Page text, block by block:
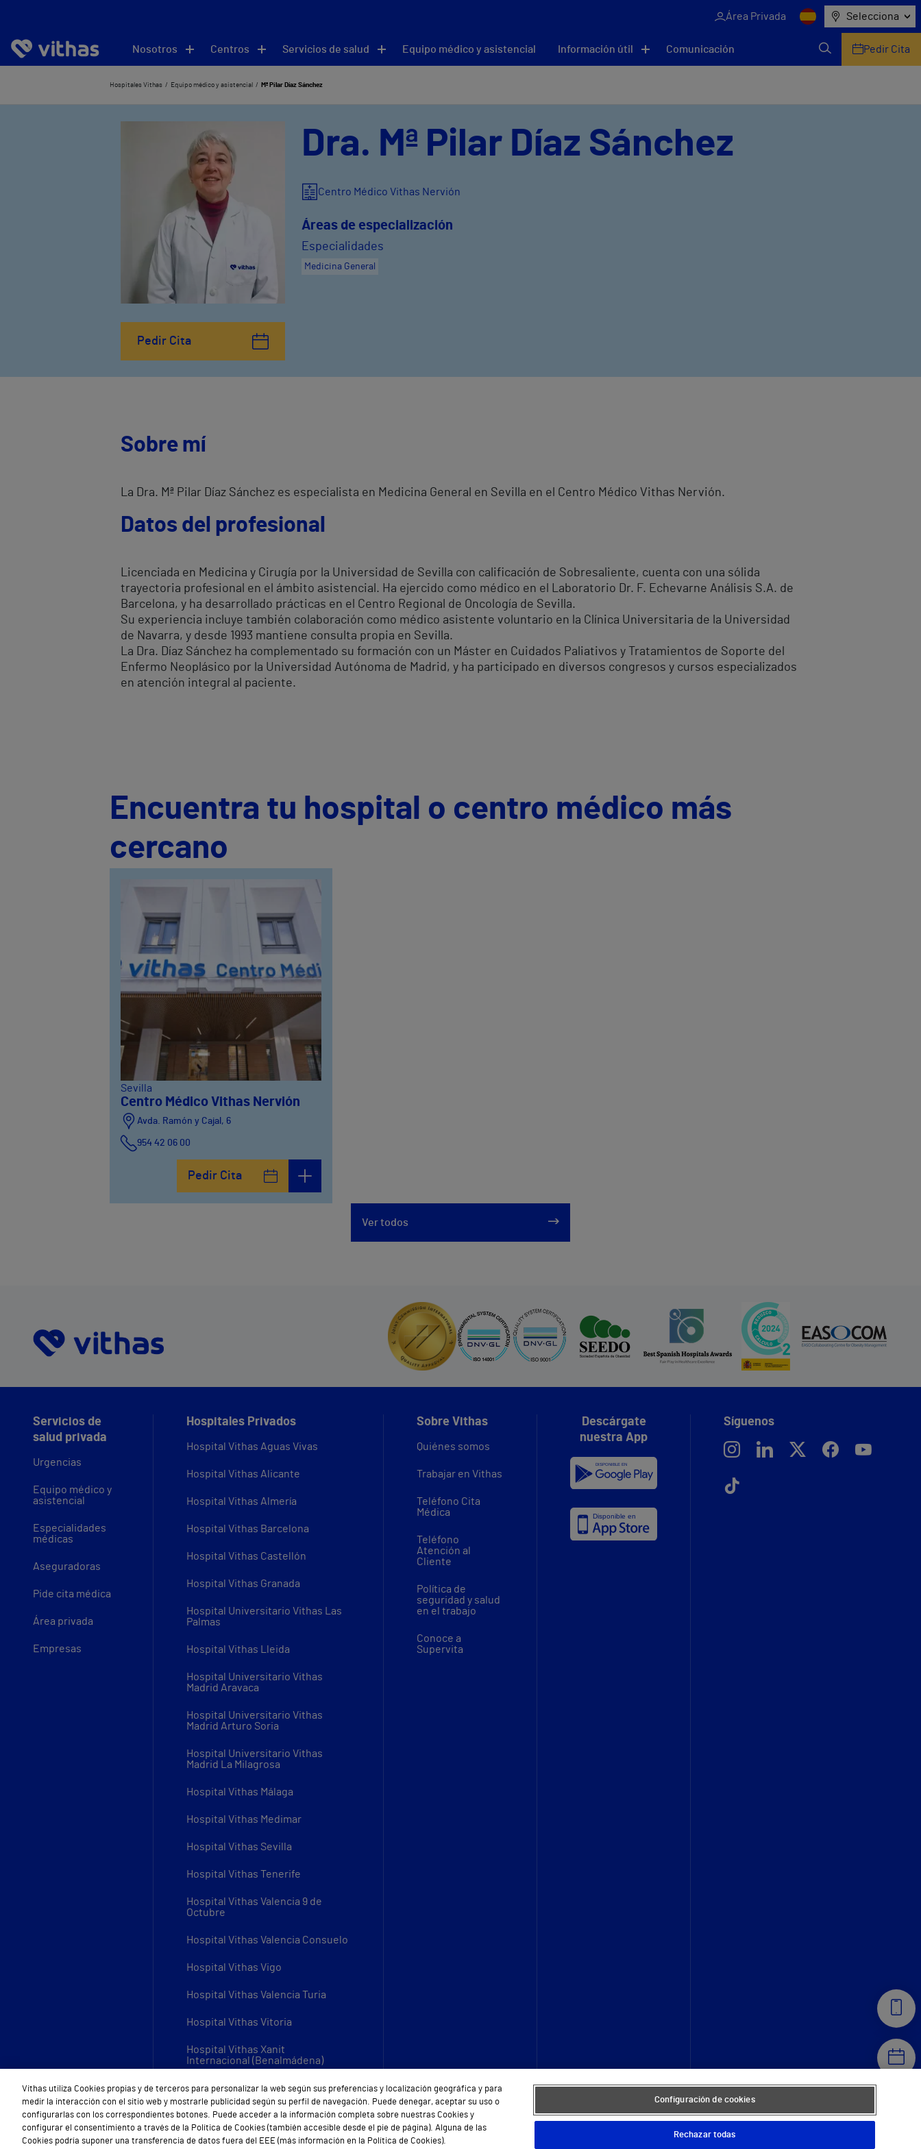
Área Privada Selecciona
Nosotros Centros Servicios de salud Equipo médico y asistencial Información útil Comunicación Pedir Cita
Hospitales Vithas Equipo médico y asistencial Mª Pilar Díaz Sánchez
Pedir Cita
Dra. Mª Pilar Díaz Sánchez
Centro Médico Vithas Nervión
Áreas de especialización
Especialidades
Medicina General
Sobre mí
La Dra. Mª Pilar Díaz Sánchez es especialista en Medicina General en Sevilla en el Centro Médico Vithas Nervión.
Datos del profesional
Licenciada en Medicina y Cirugía por la Universidad de Sevilla con calificación de Sobresaliente, cuenta con una sólida
trayectoria profesional en el ámbito asistencial. Ha ejercido como médico en el Laboratorio Dr. F. Echevarne Análisis S.A. de
Barcelona, y ha desarrollado prácticas en el Centro Regional de Oncología de Sevilla.
Su experiencia incluye también colaboración como médico asistente voluntario en la Clínica Universitaria de la Universidad
de Navarra, y desde 1993 mantiene consulta propia en Sevilla.
La Dra. Díaz Sánchez ha complementado su formación con un Máster en Cuidados Paliativos y Tratamientos de Soporte del
Enfermo Neoplásico por la Universidad Autónoma de Madrid, y ha participado en diversos congresos y cursos especializados
en atención integral al paciente.
Encuentra tu hospital o centro médico más
cercano
Sevilla
Centro Médico Vithas Nervión
Avda. Ramón y Cajal, 6
954 42 06 00
Pedir Cita
Ver todos
Servicios de
salud privada
Urgencias
Equipo médico y
asistencial
Especialidades
médicas
Aseguradoras
Pide cita médica
Área privada
Empresas
Hospitales Privados
Hospital Vithas Aguas Vivas
Hospital Vithas Alicante
Hospital Vithas Almería
Hospital Vithas Barcelona
Hospital Vithas Castellón
Hospital Vithas Granada
Hospital Universitario Vithas Las
Palmas
Hospital Vithas Lleida
Hospital Universitario Vithas
Madrid Aravaca
Hospital Universitario Vithas
Madrid Arturo Soria
Hospital Universitario Vithas
Madrid La Milagrosa
Hospital Vithas Málaga
Hospital Vithas Medimar
Hospital Vithas Sevilla
Hospital Vithas Tenerife
Hospital Vithas Valencia 9 de
Octubre
Hospital Vithas Valencia Consuelo
Hospital Vithas Vigo
Hospital Vithas Valencia Turia
Hospital Vithas Vitoria
Hospital Vithas Xanit
Internacional (Benalmádena)
Todos los centros Vithas
Sobre Vithas
Quiénes somos
Trabajar en Vithas
Teléfono Cita
Médica
Teléfono
Atención al
Cliente
Política de
seguridad y salud
en el trabajo
Conoce a
Supervita
Descárgate
nuestra App
Síguenos
Vithas utiliza Cookies propias y de terceros para personalizar la web según sus preferencias y localización geográfica y para
medir la interacción con el sitio web y mostrarle publicidad según su perfil de navegación. Puede denegar, aceptar su uso o
configurarlas con los correspondientes botones. Puede acceder a la información completa sobre nuestras Cookies y
configurar el consentimiento a través de la Política de Cookies (también accesible desde el pie de página). Alguna de las
Cookies podría suponer una transferencia de datos fuera del EEE (más información en la Política de Cookies).
Configuración de cookies
Rechazar todas